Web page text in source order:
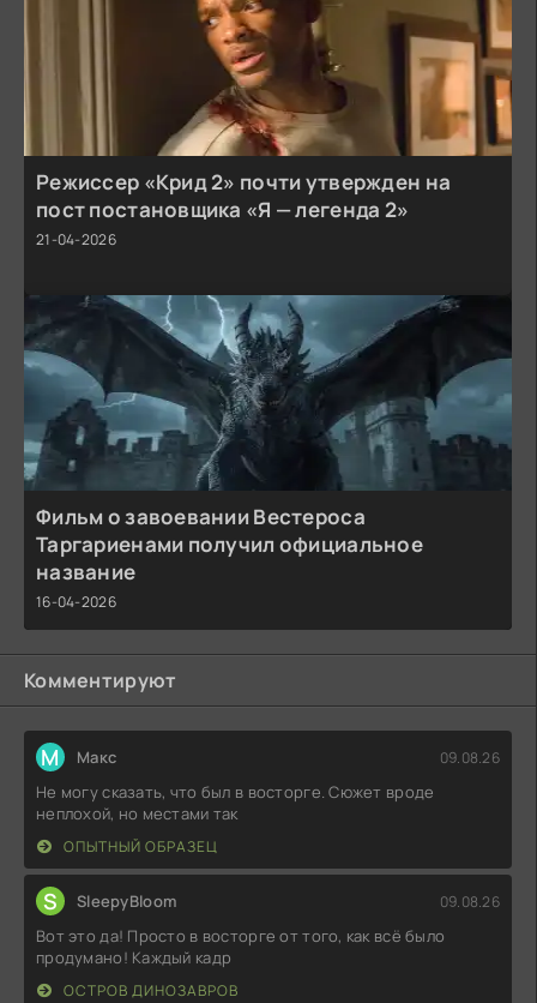
Режиссер «Крид 2» почти утвержден на
пост постановщика «Я — легенда 2»
21-04-2026
Фильм о завоевании Вестероса
Таргариенами получил официальное
название
16-04-2026
Комментируют
М Макс 09.08.26
Не могу сказать, что был в восторге. Сюжет вроде
неплохой, но местами так
ОПЫТНЫЙ ОБРАЗЕЦ
S SleepyBloom 09.08.26
Вот это да! Просто в восторге от того, как всё было
продумано! Каждый кадр
ОСТРОВ ДИНОЗАВРОВ